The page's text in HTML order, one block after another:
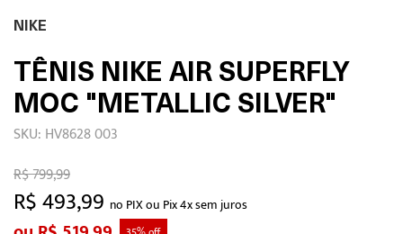
NIKE
TÊNIS NIKE AIR SUPERFLY
MOC "METALLIC SILVER"
SKU: HV8628 003
R$ 493,99 no PIX ou Pix 4x sem juros
R$ 799,99